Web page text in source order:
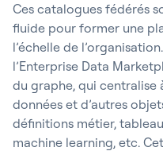
Ces catalogues fédérés
fluide pour former une
l’échelle de
l’Enterprise Data
du graphe, qui centralise
données et d’autres
définitions métier,
machine learning, etc.